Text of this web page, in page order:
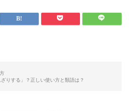
りする」？正しい使い方と類語は？